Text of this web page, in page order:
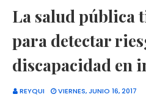
La salud pública
para detectar
discapacidad en
REYQUI VIERNES, JUNIO 16, 2017